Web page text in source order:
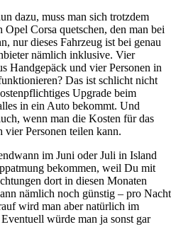
dazu, muss man sich trotzdem
Corsa quetschen, den man bei
nur dieses Fahrzeug ist bei genau
nämlich inklusive. Vier
Handgepäck und vier Personen in
Das ist schlicht nicht
Upgrade beim
in ein Auto bekommt. Und
wenn man die Kosten für das
Personen teilen kann.
im Juni oder Juli in Island
bekommen, weil Du mit
dort in diesen Monaten
nämlich noch günstig – pro Nacht
wird man aber natürlich im
würde man ja sonst gar